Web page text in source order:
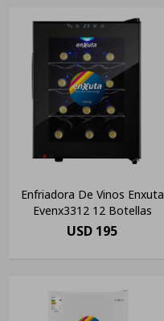
Enfriadora De Vinos Enxuta
Evenx3312 12 Botellas
USD 195